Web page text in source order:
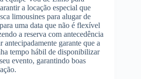
a locação especial que
limousines para alugar de
uma data que não é flexível
a reserva com antecedência
antecipadamente garante que a
tempo hábil de disponibilizar
evento, garantindo boas